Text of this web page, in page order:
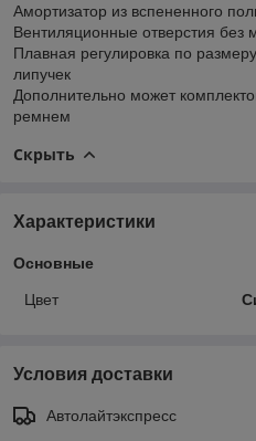
Амортизатор из вспененного
Вентиляционные отверстия без
Плавная регулировка по
липучек
Дополнительно может
ремнем
Скрыть
Характеристики
Основные
Цвет
Условия доставки
Автолайтэкспресс